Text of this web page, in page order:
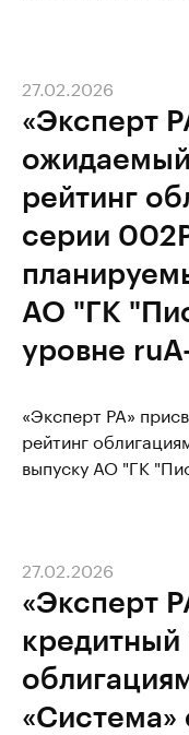
«Эксперт
рейтинг
серии
АО "ГК
уровне
27.02.2026
«Эксперт РА»
рейтинг
выпуску АО "ГК
«Эксперт
кредитный
«Система»
27.02.2026